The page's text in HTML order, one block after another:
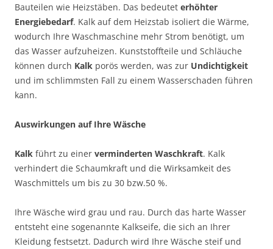
Bauteilen wie Heizstäben. Das bedeutet erhöhter
Energiebedarf. Kalk auf dem Heizstab isoliert die Wärme,
wodurch Ihre Waschmaschine mehr Strom benötigt, um
das Wasser aufzuheizen. Kunststoffteile und Schläuche
können durch Kalk porös werden, was zur Undichtigkeit
und im schlimmsten Fall zu einem Wasserschaden führen
kann.
Auswirkungen auf Ihre Wäsche
Kalk führt zu einer verminderten Waschkraft. Kalk
verhindert die Schaumkraft und die Wirksamkeit des
Waschmittels um bis zu 30 bzw.50 %.
Ihre Wäsche wird grau und rau. Durch das harte Wasser
entsteht eine sogenannte Kalkseife, die sich an Ihrer
Kleidung festsetzt. Dadurch wird Ihre Wäsche steif und